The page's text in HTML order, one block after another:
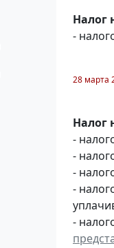
Налог
-
28 марта
Налог
-
-
-
-
-